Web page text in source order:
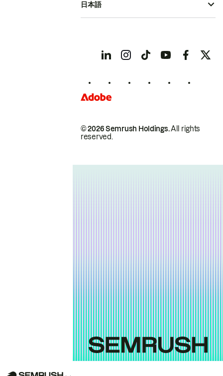
© 2026 Semrush Holdings.All rights
reserved.
日本語